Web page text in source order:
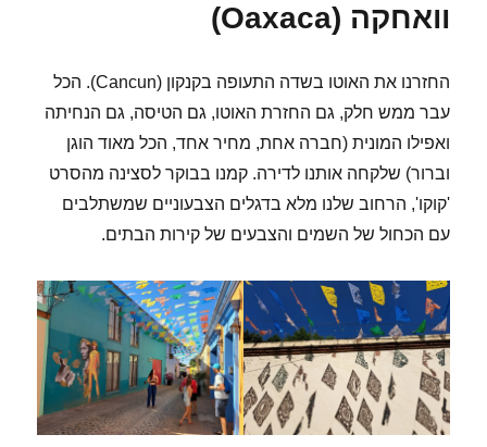
וואחקה (Oaxaca)
החזרנו את האוטו בשדה התעופה בקנקון (Cancun). הכל
עבר ממש חלק, גם החזרת האוטו, גם הטיסה, גם הנחיתה
ואפילו המונית (חברה אחת, מחיר אחד, הכל מאוד הוגן
וברור) שלקחה אותנו לדירה. קמנו בבוקר לסצינה מהסרט
'קוקו', הרחוב שלנו מלא בדגלים הצבעוניים שמשתלבים
עם הכחול של השמים והצבעים של קירות הבתים.